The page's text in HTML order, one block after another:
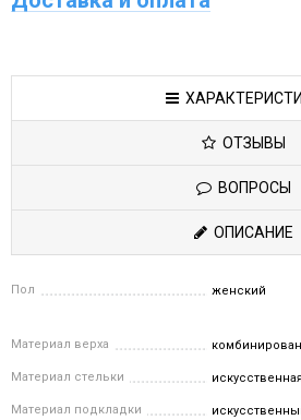
ОТЗЫВЫ
ВОПРОСЫ
ОПИСАНИЕ
Пол женский
Материал верха
Материал стельки
Материал подкладки